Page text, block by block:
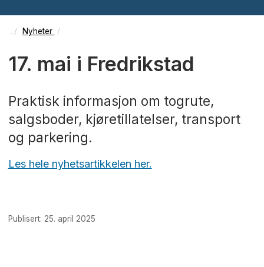
Nyheter
17. mai i Fredrikstad
Praktisk informasjon om togrute,
salgsboder, kjøretillatelser, transport
og parkering.
Les hele nyhetsartikkelen her.
Publisert: 25. april 2025